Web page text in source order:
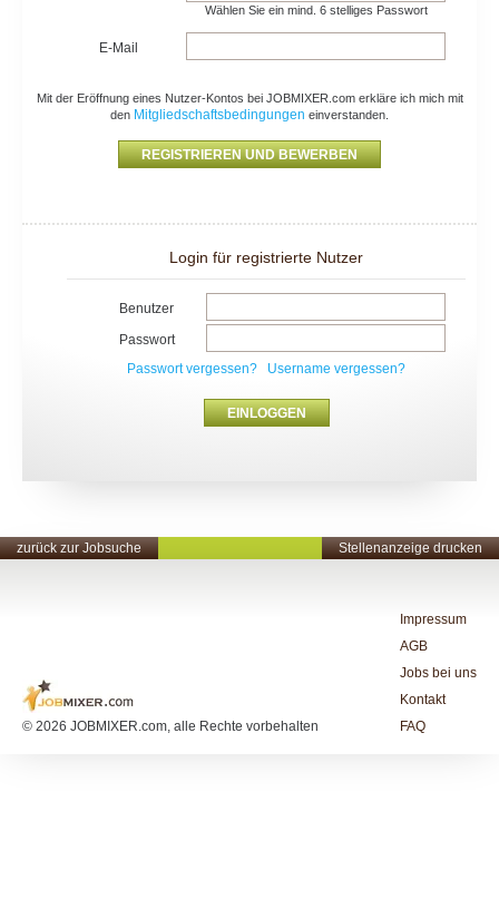
Wählen Sie ein mind. 6 stelliges Passwort
E-Mail
Mit der Eröffnung eines Nutzer-Kontos bei JOBMIXER.com erkläre ich mich mit
den Mitgliedschaftsbedingungen einverstanden.
Login für registrierte Nutzer
Benutzer
Passwort
Passwort vergessen?
Username vergessen?
zurück zur Jobsuche Stellenanzeige drucken
© 2026 JOBMIXER.com, alle Rechte vorbehalten
Impressum
AGB
Jobs bei uns
Kontakt
FAQ